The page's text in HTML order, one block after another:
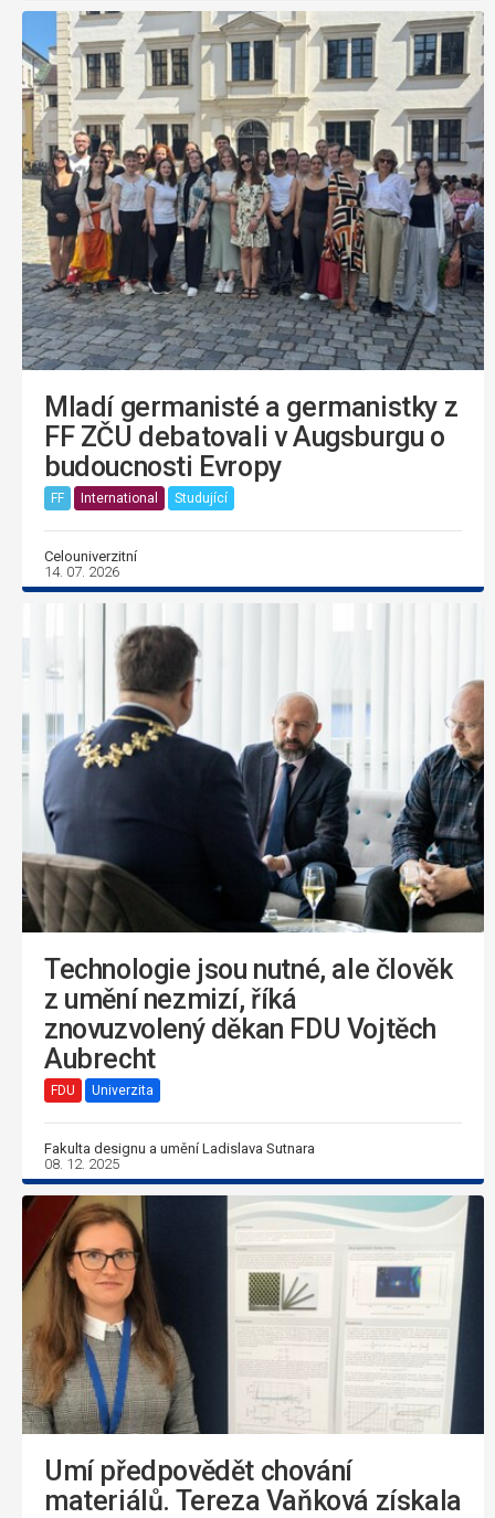
Mladí germanisté a germanistky z
FF ZČU debatovali v Augsburgu o
budoucnosti Evropy
FF International Studující
Celouniverzitní
14. 07. 2026
Technologie jsou nutné, ale člověk
z umění nezmizí, říká
znovuzvolený děkan FDU Vojtěch
Aubrecht
FDU Univerzita
Fakulta designu a umění Ladislava Sutnara
08. 12. 2025
Umí předpovědět chování
materiálů. Tereza Vaňková získala